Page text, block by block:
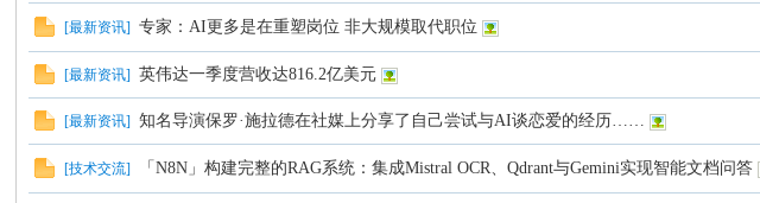
坛
[最新资讯] 专家：AI更多是在重塑岗位 非大规模取代职位
[最新资讯] 英伟达一季度营收达816.2亿美元
[最新资讯] 知名导演保罗·施拉德在社媒上分享了自己尝试与AI谈恋爱的经历……
[技术交流] 「N8N」构建完整的RAG系统：集成Mistral OCR、Qdrant与Gemini实现智能文档问答